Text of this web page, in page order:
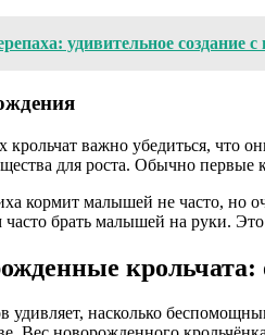
удивительное создание
важно убедиться, что
для роста. Обычно первые
кормит малышей не часто, но
брать малышей на руки.
крольчата:
удивляет, насколько